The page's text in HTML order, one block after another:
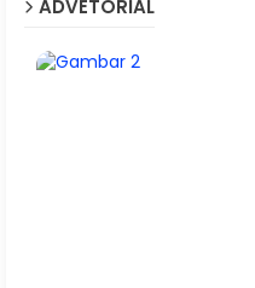
ADVETORIAL